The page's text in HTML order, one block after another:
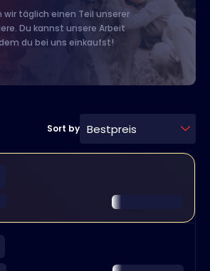
wir täglich einen Teil unserer
Du kannst unsere Arbeit
du bei uns einkaufst!
Sort by Bestpreis